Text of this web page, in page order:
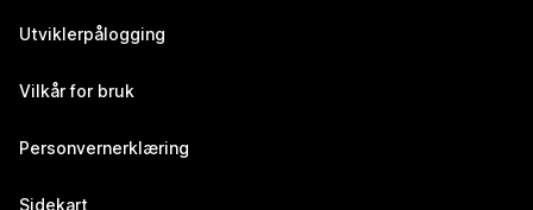
Utviklerpålogging
Vilkår for bruk
Personvernerklæring
Sidekart